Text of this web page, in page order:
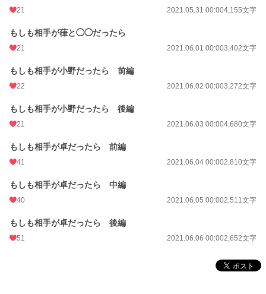
21 2021.05.31 00:004,155文字
もしも相手が葎と◯◯だったら
21 2021.06.01 00:003,402文字
もしも相手が小野だったら 前編
22 2021.06.02 00:003,272文字
もしも相手が小野だったら 後編
21 2021.06.03 00:004,680文字
もしも相手が卓だったら 前編
41 2021.06.04 00:002,810文字
もしも相手が卓だったら 中編
40 2021.06.05 00:002,511文字
もしも相手が卓だったら 後編
51 2021.06.06 00:002,652文字